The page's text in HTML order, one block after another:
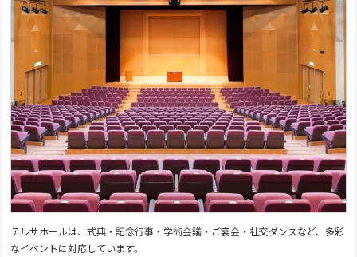
テルサホールは、式典・記念行事・学術会議・ご宴会・社交ダンスなど、多彩
なイベントに対応しています。